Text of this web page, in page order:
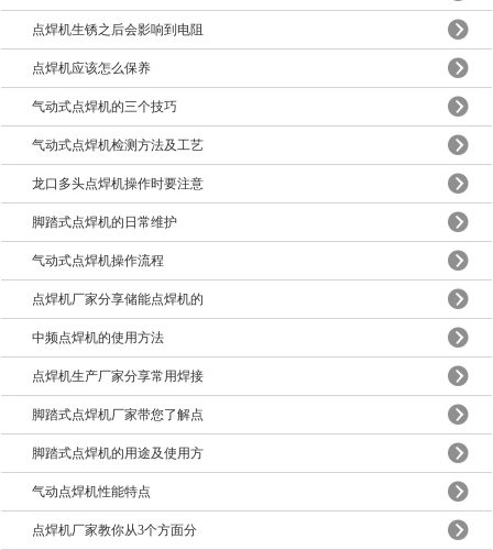
点焊机生锈之后会影响到电阻
点焊机应该怎么保养
气动式点焊机的三个技巧
气动式点焊机检测方法及工艺
龙口多头点焊机操作时要注意
脚踏式点焊机的日常维护
气动式点焊机操作流程
点焊机厂家分享储能点焊机的
中频点焊机的使用方法
点焊机生产厂家分享常用焊接
脚踏式点焊机厂家带您了解点
脚踏式点焊机的用途及使用方
气动点焊机性能特点
点焊机厂家教你从3个方面分